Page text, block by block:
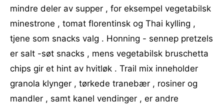
mindre deler av supper , for eksempel vegetabilsk
minestrone , tomat florentinsk og Thai kylling ,
tjene som snacks valg . Honning - sennep pretzels
er salt -søt snacks , mens vegetabilsk bruschetta
chips gir et hint av hvitløk . Trail mix inneholder
granola klynger , tørkede tranebær , rosiner og
mandler , samt kanel vendinger , er andre